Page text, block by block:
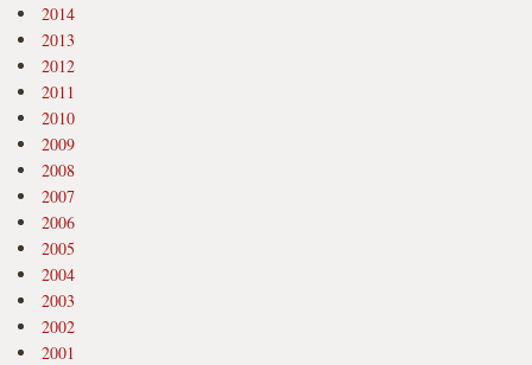
2014
2013
2012
2011
2010
2009
2008
2007
2006
2005
2004
2003
2002
2001